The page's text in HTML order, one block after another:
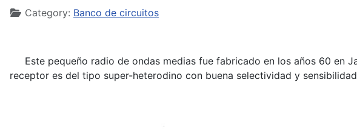
Category: Banco de circuitos
Este pequeño radio de ondas medias fue fabricado en los años 60 en
receptor es del tipo super-heterodino con buena selectividad y